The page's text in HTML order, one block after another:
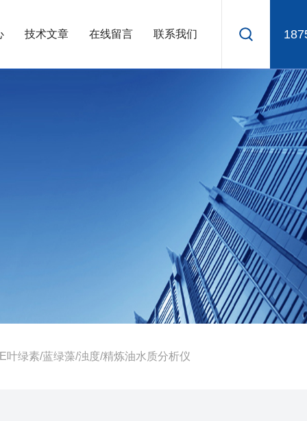
技术文章 在线留言 联系我们
绿素/蓝绿藻/浊度/精炼油水质分析仪